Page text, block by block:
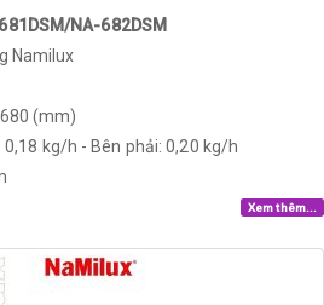
NA-682DSM
Namilux
(mm)
0,18 kg/h - Bên phải: 0,20 kg/h
Xem thêm...